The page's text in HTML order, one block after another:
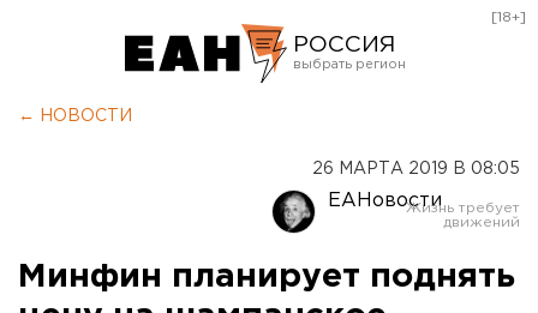
РОССИЯ
Оренбург
[18+]
← НОВОСТИ
26 МАРТА 2019 В 08:05
ЕАНовости
Минфин планирует поднять